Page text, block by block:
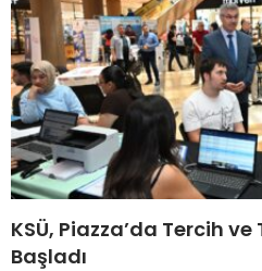
KSÜ, Piazza’da Tercih
Başladı